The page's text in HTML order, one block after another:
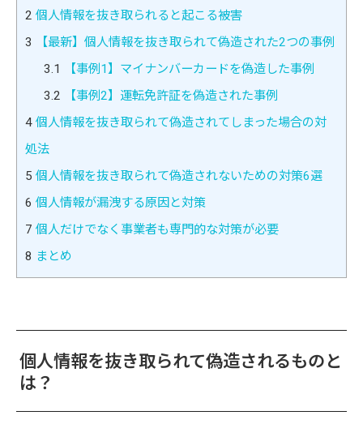
2 個人情報を抜き取られると起こる被害
3
【最新】個人情報を抜き取られて偽造された2つの事例
3.1
【事例1】マイナンバーカードを偽造した事例
3.2 【事例2】運転免許証を偽造された事例
4 個人情報を抜き取られて偽造されてしまった場合の対
処法
5 個人情報を抜き取られて偽造されないための対策6選
6 個人情報が漏洩する原因と対策
7 個人だけでなく事業者も専門的な対策が必要
8 まとめ
個人情報を抜き取られて偽造されるものと
は？